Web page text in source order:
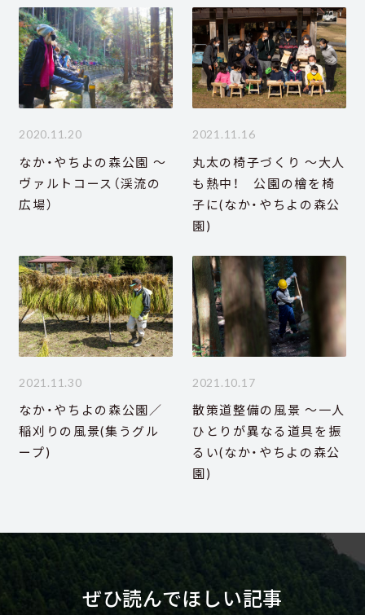
2020.11.20
なか・やちよの森公園 ～
ヴァルトコース（渓流の
広場）
2021.11.16
丸太の椅子づくり ～大人
も熱中！ 公園の檜を椅
子に(なか・やちよの森公
園)
2021.11.30
なか・やちよの森公園／
稲刈りの風景(集うグル
ープ)
2021.10.17
散策道整備の風景 ～一人
ひとりが異なる道具を振
るい(なか・やちよの森公
園)
ぜひ読んでほしい記事